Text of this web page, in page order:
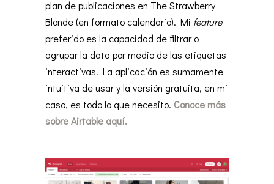
plan de publicaciones en The Strawberry
Blonde (en formato calendario). Mi feature
preferido es la capacidad de filtrar o
agrupar la data por medio de las etiquetas
interactivas. La aplicación es sumamente
intuitiva de usar y la versión gratuita, en mi
caso, es todo lo que necesito. Conoce más
sobre Airtable aquí.